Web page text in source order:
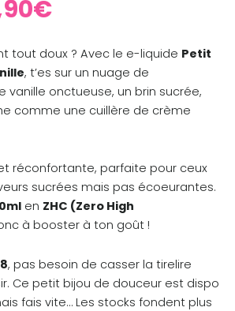
€
tout doux ? Avec le e-liquide Petit
, t’es sur un nuage de
vanille onctueuse, un brin sucrée,
comme une cuillère de crème
réconfortante, parfaite pour ceux
sucrées mais pas écoeurantes.
en ZHC (Zero High
à booster à ton goût !
, pas besoin de casser la tirelire
Ce petit bijou de douceur est dispo
fais vite… Les stocks fondent plus